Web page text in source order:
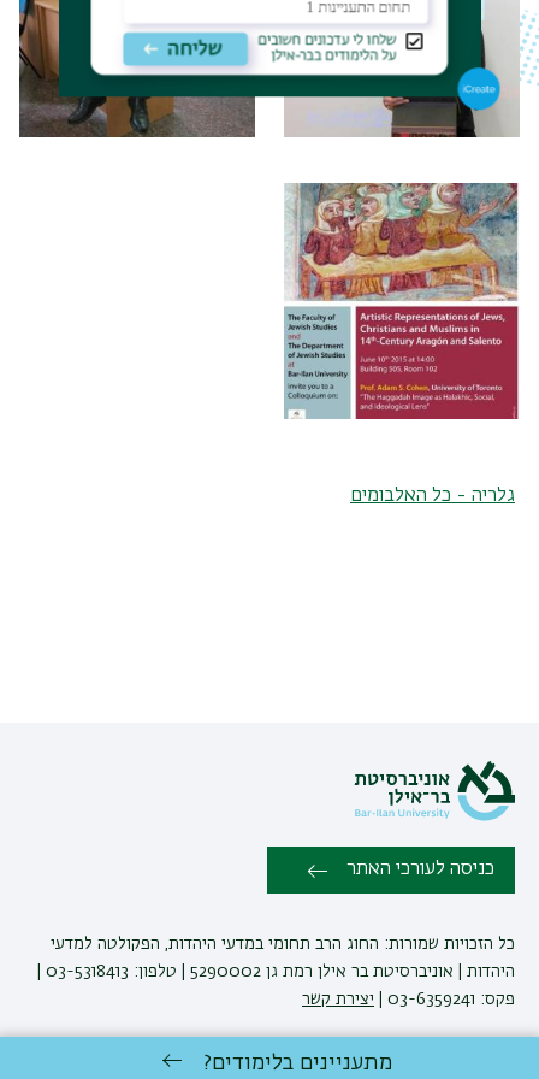
גלריה - כל האלבומים
כניסה לעורכי האתר
כל הזכויות שמורות: החוג הרב תחומי במדעי היהדות, הפקולטה למדעי
פקס: 03-6359241 |
יצירת קשר
אגף תקשוב, אוניברסיטת בר-אילן
מתעניינים בלימודים?